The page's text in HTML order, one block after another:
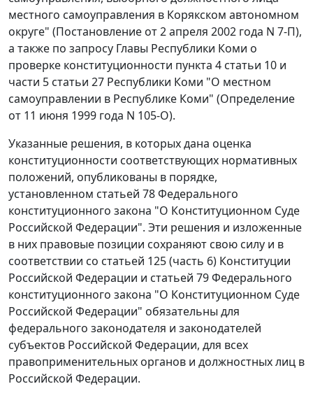
местного самоуправления в Корякском автономном
округе" (Постановление от 2 апреля 2002 года N 7-П),
а также по запросу Главы Республики Коми о
проверке конституционности пункта 4 статьи 10 и
части 5 статьи 27 Республики Коми "О местном
самоуправлении в Республике Коми" (Определение
от 11 июня 1999 года N 105-О).
Указанные решения, в которых дана оценка
конституционности соответствующих нормативных
положений, опубликованы в порядке,
установленном статьей 78Федерального
конституционного закона "О Конституционном Суде
Российской Федерации". Эти решения и изложенные
в них правовые позиции сохраняют свою силу и в
соответствии со статьей 125 (часть 6) Конституции
Российской Федерации и статьей 79Федерального
конституционного закона "О Конституционном Суде
Российской Федерации" обязательны для
федерального законодателя и законодателей
субъектов Российской Федерации, для всех
правоприменительных органов и должностных лиц в
Российской Федерации.